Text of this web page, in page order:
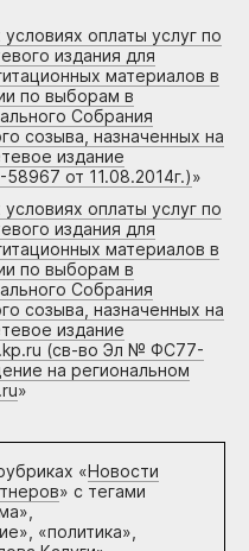
оплаты услуг по
издания для
материалов в
по выборам в
Собрания
созыва, назначенных на
издание
от 11.08.2014г.)»
оплаты услуг по
издания для
материалов в
по выборам в
Собрания
созыва, назначенных на
издание
(св-во Эл № ФС77-
на региональном
»
«Новости
» с тегами
«политика»,